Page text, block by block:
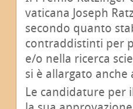
vaticana Joseph
secondo quanto
contraddistinti per
e/o nella ricerca
si è allargato
Le candidature per